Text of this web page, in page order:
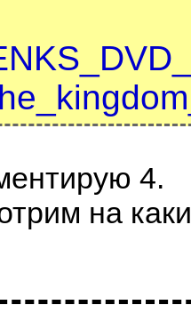
4.
на